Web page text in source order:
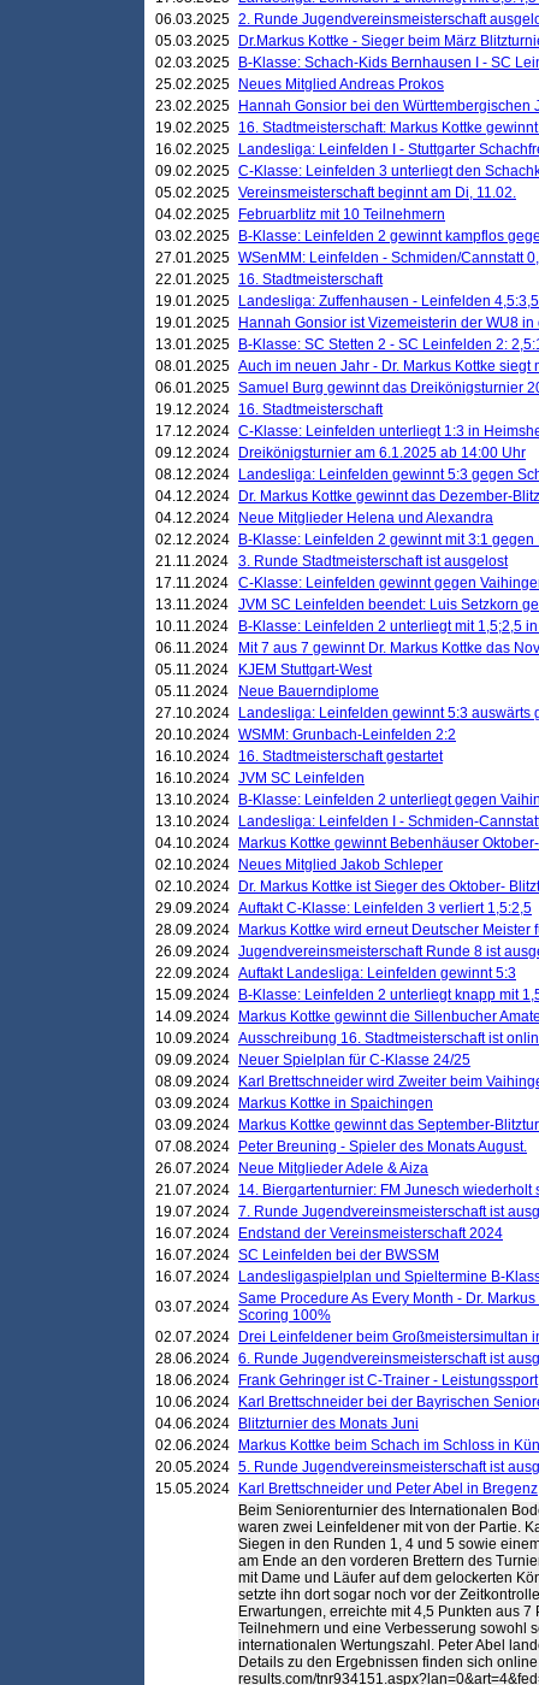
06.03.2025 2. Runde Jugendvereinsmeisterschaft
05.03.2025
Dr.Markus Kottke - Sieger beim März
02.03.2025
B-Klasse: Schach-Kids Bernhausen I - SC
25.02.2025
Neues Mitglied Andreas Prokos
23.02.2025
Hannah Gonsior bei den Württembergischen
19.02.2025 16. Stadtmeisterschaft: Markus Kottke
16.02.2025
Landesliga: Leinfelden I - Stuttgarter
09.02.2025 C-Klasse: Leinfelden 3 unterliegt den
05.02.2025 Vereinsmeisterschaft beginnt am Di, 11.02.
04.02.2025
Februarblitz mit 10 Teilnehmern
03.02.2025
B-Klasse: Leinfelden 2 gewinnt kampflos
27.01.2025 WSenMM: Leinfelden - Schmiden/Cannstatt
22.01.2025 16. Stadtmeisterschaft
19.01.2025
Landesliga: Zuffenhausen - Leinfelden 4,5:3,5
19.01.2025
Hannah Gonsior ist Vizemeisterin der WU8 in
13.01.2025
B-Klasse: SC Stetten 2 - SC Leinfelden 2:
08.01.2025 Auch im neuen Jahr - Dr. Markus Kottke
06.01.2025 Samuel Burg gewinnt das Dreikönigsturnier
19.12.2024 16. Stadtmeisterschaft
17.12.2024 C-Klasse: Leinfelden unterliegt 1:3 in
09.12.2024
Dreikönigsturnier am 6.1.2025 ab 14:00 Uhr
08.12.2024
Landesliga: Leinfelden gewinnt 5:3 gegen
04.12.2024
Dr. Markus Kottke gewinnt das Dezember-
04.12.2024
Neue Mitglieder Helena und Alexandra
02.12.2024
B-Klasse: Leinfelden 2 gewinnt mit 3:1
21.11.2024 3. Runde Stadtmeisterschaft ist ausgelost
17.11.2024 C-Klasse: Leinfelden gewinnt gegen
13.11.2024 JVM SC Leinfelden beendet: Luis Setzkorn
10.11.2024
B-Klasse: Leinfelden 2 unterliegt mit 1,5;2,5
06.11.2024
Mit 7 aus 7 gewinnt Dr. Markus Kottke das
05.11.2024
KJEM Stuttgart-West
05.11.2024
Neue Bauerndiplome
27.10.2024
Landesliga: Leinfelden gewinnt 5:3 auswärts
20.10.2024 WSMM: Grunbach-Leinfelden 2:2
16.10.2024 16. Stadtmeisterschaft gestartet
16.10.2024 JVM SC Leinfelden
13.10.2024
B-Klasse: Leinfelden 2 unterliegt gegen
13.10.2024
Landesliga: Leinfelden I - Schmiden-
04.10.2024
Markus Kottke gewinnt Bebenhäuser
02.10.2024
Neues Mitglied Jakob Schleper
02.10.2024
Dr. Markus Kottke ist Sieger des Oktober-
29.09.2024 Auftakt C-Klasse: Leinfelden 3 verliert 1,5:2,5
28.09.2024
Markus Kottke wird erneut Deutscher Meister
26.09.2024 Jugendvereinsmeisterschaft Runde 8 ist
22.09.2024 Auftakt Landesliga: Leinfelden gewinnt 5:3
15.09.2024
B-Klasse: Leinfelden 2 unterliegt knapp mit
14.09.2024
Markus Kottke gewinnt die Sillenbucher
10.09.2024 Ausschreibung 16. Stadtmeisterschaft ist
09.09.2024
Neuer Spielplan für C-Klasse 24/25
08.09.2024
Karl Brettschneider wird Zweiter beim
03.09.2024
Markus Kottke in Spaichingen
03.09.2024
Markus Kottke gewinnt das September-
07.08.2024
Peter Breuning - Spieler des Monats August.
26.07.2024
Neue Mitglieder Adele & Aiza
21.07.2024 14. Biergartenturnier: FM Junesch wiederholt
19.07.2024 7. Runde Jugendvereinsmeisterschaft ist
16.07.2024
Endstand der Vereinsmeisterschaft 2024
16.07.2024 SC Leinfelden bei der BWSSM
16.07.2024
Landesligaspielplan und Spieltermine B-
03.07.2024 Same Procedure As Every Month - Dr.
Scoring 100%
02.07.2024
Drei Leinfeldener beim Großmeistersimultan
28.06.2024 6. Runde Jugendvereinsmeisterschaft ist
18.06.2024
Frank Gehringer ist C-Trainer - Leistungssport
10.06.2024
Karl Brettschneider bei der Bayrischen
04.06.2024
Blitzturnier des Monats Juni
02.06.2024
Markus Kottke beim Schach im Schloss in
20.05.2024 5. Runde Jugendvereinsmeisterschaft ist
15.05.2024
Karl Brettschneider und Peter Abel in Bregenz
Beim Seniorenturnier des Internationalen
waren zwei Leinfeldener mit von der Partie.
Siegen in den Runden 1, 4 und 5 sowie
am Ende an den vorderen Brettern des
mit Dame und Läufer auf dem gelockerten
setzte ihn dort sogar noch vor der
Erwartungen, erreichte mit 4,5 Punkten aus 7
Teilnehmern und eine Verbesserung sowohl
internationalen Wertungszahl. Peter Abel
Details zu den Ergebnissen finden sich
results.com/